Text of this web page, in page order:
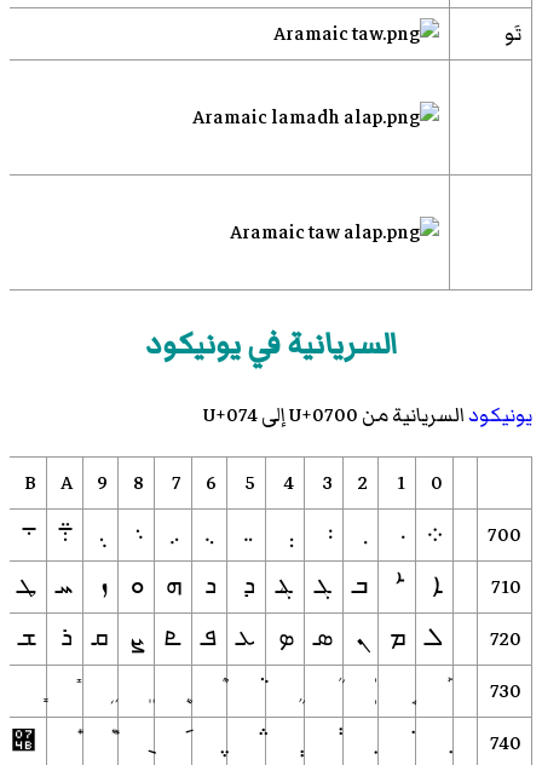
تَو
السريانية في يونيكود
يونيكودالسريانية من U+0700 إلى U+074
0
1
2
3
4
5
6
7
8
9
A
B
700
܀ ܁ ܂ ܃ ܄ ܅ ܆ ܇ ܈ ܉ ܊
܋
710
ܐ ܑ ܒ ܓ ܔ ܕ ܖ ܗ ܘ ܙ ܚ
ܛ
720
ܠ ܡ ܢ ܣ ܤ ܥ ܦ ܧ ܨ ܩ ܪ
ܫ
730
740
݋